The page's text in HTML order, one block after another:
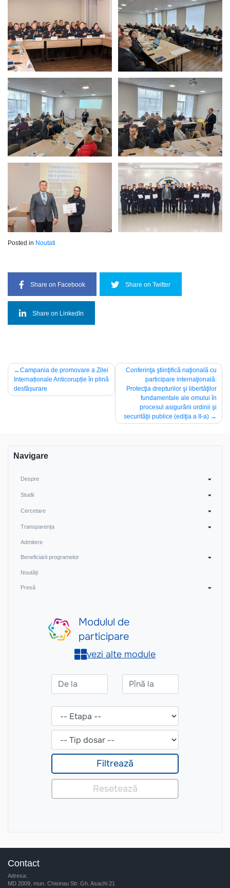
Posted in Noutati
Share on Facebook Share on Twitter
Share on LinkedIn
Post
navigation
Campania de promovare a Zilei
Internaționale Anticorupție în plină
desfășurare
Conferinţa ştiinţifică naţională cu
participare internaţională:
Protecţia drepturilor şi libertăţilor
fundamentale ale omului în
procesul asigurării ordinii şi
securităţii publice (ediţia a II-a)
Navigare
Despre
Studii
Cercetare
Transparența
Admitere
Beneficiarii programelor
Noutăți
Presă
Contact
Adresa:
MD 2009, mun. Chisinau Str. Gh. Asachi 21